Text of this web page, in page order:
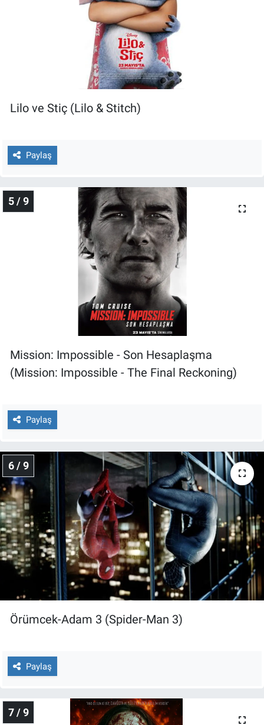
Lilo ve Stiç (Lilo & Stitch)
Paylaş
5 / 9
Mission: Impossible - Son Hesaplaşma
(Mission: Impossible - The Final Reckoning)
Paylaş
6 / 9
Örümcek-Adam 3 (Spider-Man 3)
Paylaş
7 / 9